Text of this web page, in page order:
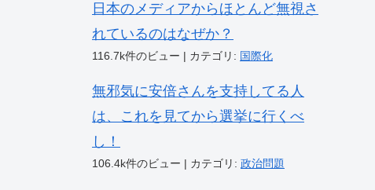
日本のメディアからほとんど無視さ
れているのはなぜか？
116.7k件のビュー | カテゴリ: 国際化
無邪気に安倍さんを支持してる人
は、これを見てから選挙に行くべ
し！
106.4k件のビュー | カテゴリ: 政治問題